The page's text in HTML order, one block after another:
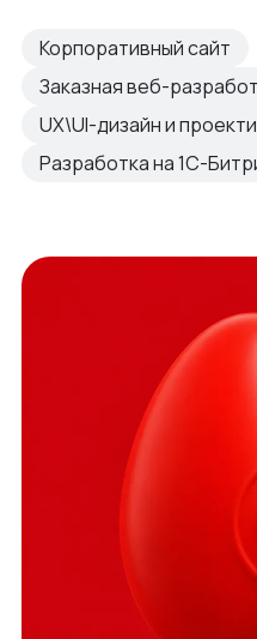
Корпоративный сайт
Заказная веб-
UX\UI-дизайн и
Разработка на 1С-